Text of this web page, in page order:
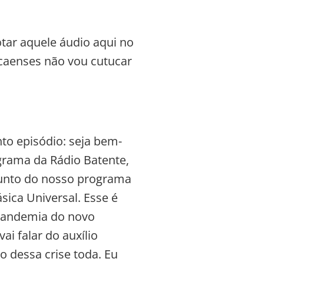
aquele áudio aqui no
não vou cutucar
episódio: seja bem-
da Rádio Batente,
do nosso programa
Universal. Esse é
do novo
falar do auxílio
dessa crise toda. Eu